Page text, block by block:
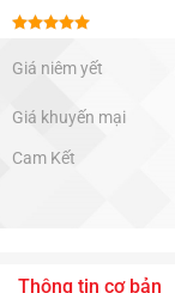
hạng5.00
5 sao
Giá niêm yết
Giá khuyến mại
Cam Kết
Thông tin cơ bản